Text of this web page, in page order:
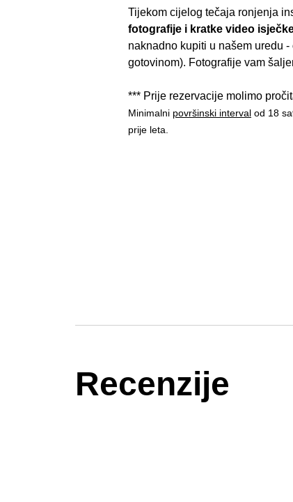
Tijekom cijelog tečaja ronjenja
fotografije i kratke video
naknadno kupiti u našem uredu -
gotovinom). Fotografije vam
*** Prije rezervacije molimo
Minimalni površinski interval od 18
prije leta.
Recenzije